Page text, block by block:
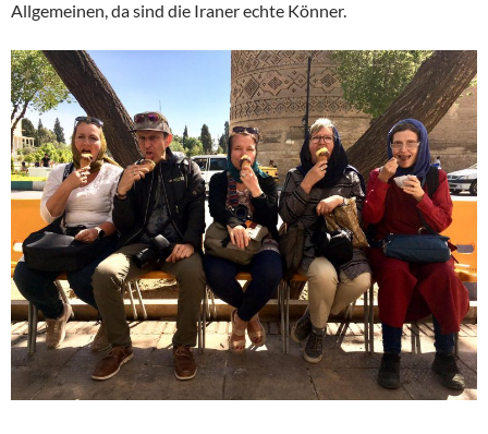
Allgemeinen, da sind die Iraner echte Könner.